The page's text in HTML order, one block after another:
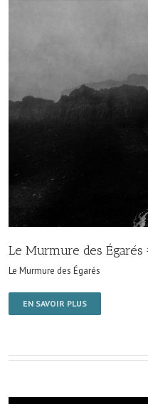
Le Murmure des Égarés
Le Murmure des Égarés
EN SAVOIR PLUS